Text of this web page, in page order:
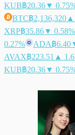
KUB฿20.36▼
BTC฿2,136,320 ▲
XRP฿35.86▼ 0.58%
0.27%
ADA฿6.40
AVAX฿223.51 ▲
KUB฿20.36▼